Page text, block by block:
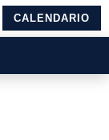
CALENDARIO